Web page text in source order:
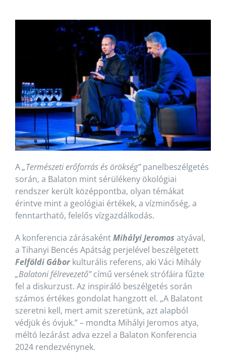
A„Természeti erőforrás és örökség”panelbeszélgetés
során, a Balaton mint sérülékeny ökológiai
rendszer került középpontba, olyan témákat
érintve mint a geológiai értékek, a vízminőség, a
fenntartható, felelős vízgazdálkodás.
A konferencia zárásakéntMihályi Jeromos atyával,
a Tihanyi Bencés Apátság perjelével beszélgetett
Felföldi Gáborkulturális referens, aki Váci Mihály
„Balatoni félrevezető”című versének strófáira fűzte
fel a diskurzust. Az inspiráló beszélgetés során
számos értékes gondolat hangzott el. „A Balatont
szeretni kell, mert amit szeretünk, azt alapból
védjük és óvjuk.” – mondta Mihályi Jeromos atya,
méltó lezárást adva ezzel a Balaton Konferencia
2024 rendezvénynek.